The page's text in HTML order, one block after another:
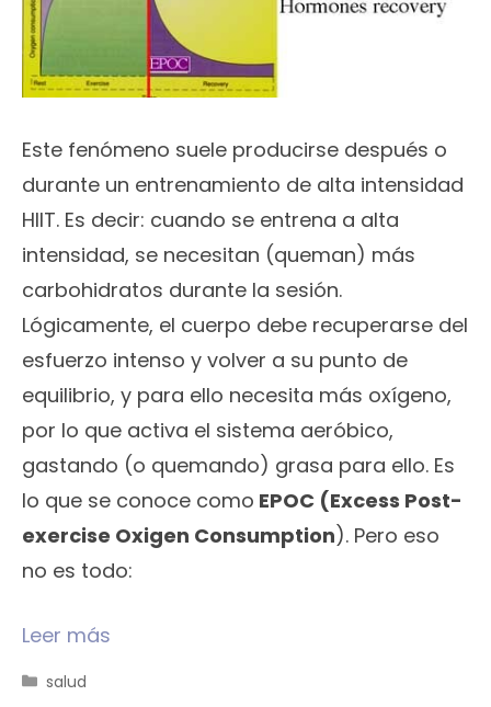
Este fenómeno suele producirse después o
durante un entrenamiento de alta intensidad
HIIT. Es decir: cuando se entrena a alta
intensidad, se necesitan (queman) más
carbohidratos durante la sesión.
Lógicamente, el cuerpo debe recuperarse del
esfuerzo intenso y volver a su punto de
equilibrio, y para ello necesita más oxígeno,
por lo que activa el sistema aeróbico,
gastando (o quemando) grasa para ello. Es
lo que se conoce como EPOC (Excess Post-
exercise Oxigen Consumption). Pero eso
no es todo:
Leer más
Categorías
salud